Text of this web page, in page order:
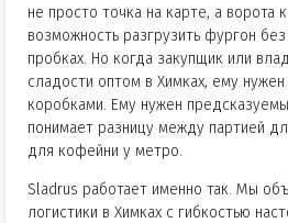
не просто точка на карте, а ворота
возможность разгрузить фургон
пробках. Но когда закупщик или
сладости оптом в Химках, ему
коробками. Ему нужен
понимает разницу между партией
для кофейни у метро.
Sladrus работает именно так. Мы
логистики в Химках с гибкостью